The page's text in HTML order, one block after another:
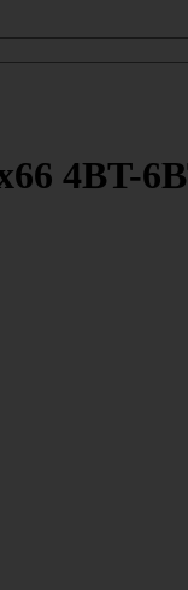
4BT-